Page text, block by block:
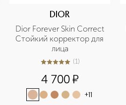
DIOR
Dior Forever Skin Correct
Стойкий корректор для
лица
5из 51 (1)
4 700¤
+11